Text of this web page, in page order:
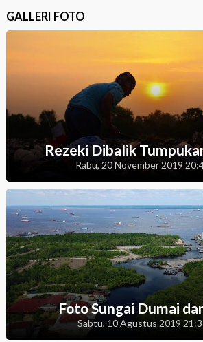
GALLERI FOTO
Rezeki Dibalik
Rabu, 20 November 2019
Foto Sungai Dumai
Sabtu, 10 Agustus 2019